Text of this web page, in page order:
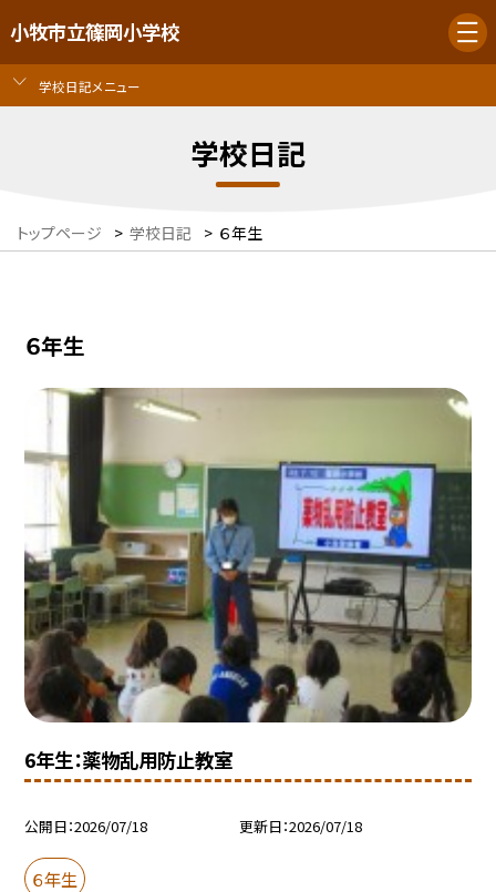
小牧市立篠岡小学校
学校日記メニュー
学校日記
トップページ > 学校日記 > ６年生
６年生
6年生：薬物乱用防止教室
公開日 2026/07/18 更新日 2026/07/18
６年生